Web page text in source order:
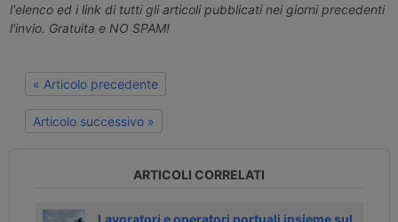
l'elenco ed i link di tutti gli articoli pubblicati nei giorni precedenti
l'invio. Gratuita e NO SPAM!
« Articolo precedente
Articolo successivo »
ARTICOLI CORRELATI
Lavoratori e operatori portuali insieme sul